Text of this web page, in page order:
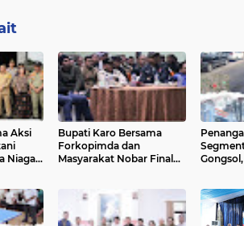
Aksi
Niaga
Bupati Karo Bersama
Forkopimda dan
Masyarakat Nobar Final
Akses
dan